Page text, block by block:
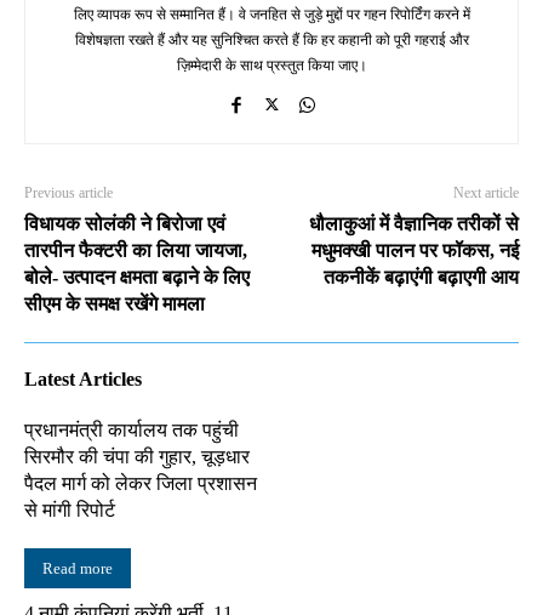
लिए व्यापक रूप से सम्मानित हैं। वे जनहित से जुड़े मुद्दों पर गहन रिपोर्टिंग करने में
विशेषज्ञता रखते हैं और यह सुनिश्चित करते हैं कि हर कहानी को पूरी गहराई और
ज़िम्मेदारी के साथ प्रस्तुत किया जाए।
Previous article
विधायक सोलंकी ने बिरोजा एवं
तारपीन फैक्टरी का लिया जायजा,
बोले- उत्पादन क्षमता बढ़ाने के लिए
सीएम के समक्ष रखेंगे मामला
Next article
धौलाकुआं में वैज्ञानिक तरीकों से
मधुमक्खी पालन पर फॉकस, नई
तकनीकें बढ़ाएंगी बढ़ाएगी आय
Latest Articles
प्रधानमंत्री कार्यालय तक पहुंची
सिरमौर की चंपा की गुहार, चूड़धार
पैदल मार्ग को लेकर जिला प्रशासन
से मांगी रिपोर्ट
Read more